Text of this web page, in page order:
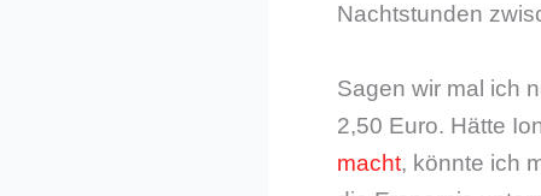
Nachtstunden
Sagen wir mal ich
2,50 Euro. Hätte
macht, könnte ich